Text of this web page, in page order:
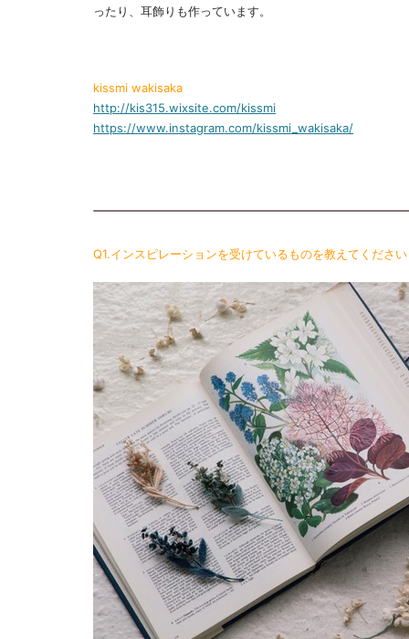
ったり、耳飾りも作っています。
kissmi wakisaka
http://kis315.wixsite.com/kissmi
https://www.instagram.com/kissmi_wakisaka/
Q1.インスピレーションを受けているものを教えてください